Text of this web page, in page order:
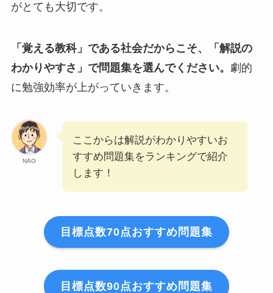
がとても大切です。
「覚える教科」である社会だからこそ、「解説の
わかりやすさ」で問題集を選んでください。 劇的
に勉強効率が上がっていきます。
NAO
ここからは解説がわかりやすいお
すすめ問題集をランキングで紹介
します！
目標点数70点おすすめ問題集
目標点数90点おすすめ問題集